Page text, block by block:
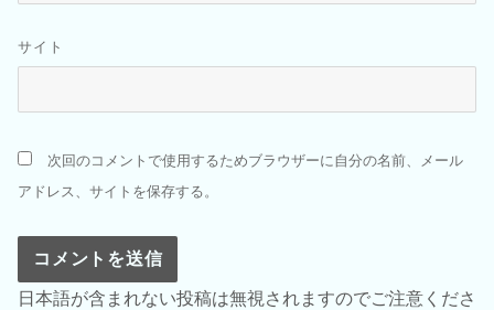
サイト
次回のコメントで使用するためブラウザーに自分の名前、メール
アドレス、サイトを保存する。
日本語が含まれない投稿は無視されますのでご注意くださ